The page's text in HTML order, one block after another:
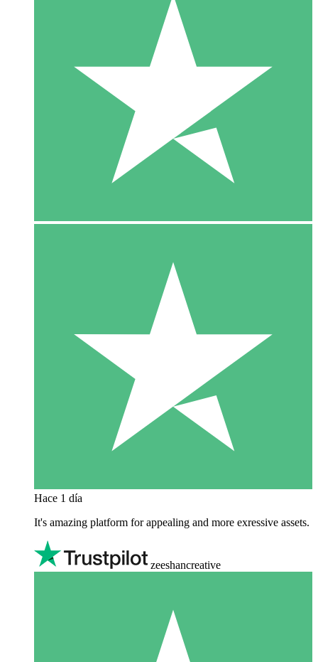
Hace 1 día
It's amazing platform for appealing and more exressive assets.
zeeshancreative